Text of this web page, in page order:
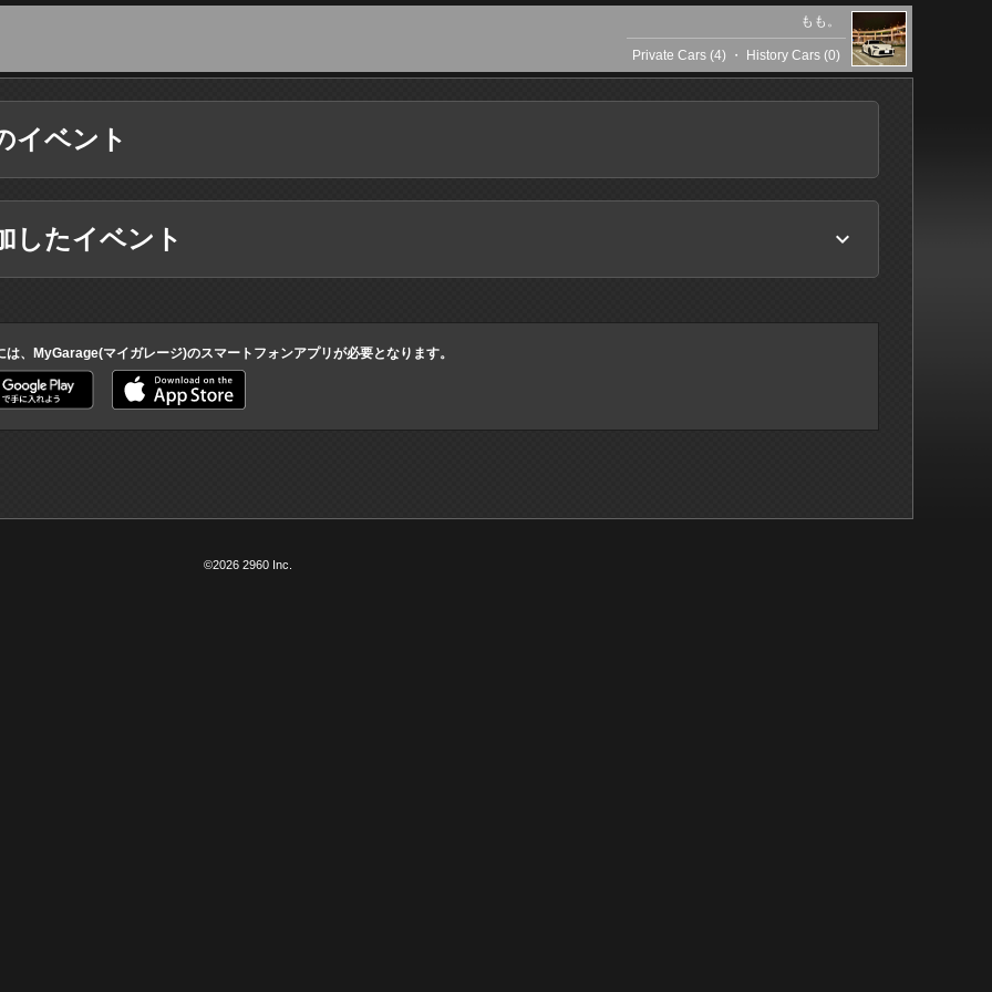
もも。
Private Cars (4) ・ History Cars (0)
イベント
したイベント keyboard_arrow_down
は、MyGarage(マイガレージ)のスマートフォンアプリが必要となります。
©2026 2960 Inc.